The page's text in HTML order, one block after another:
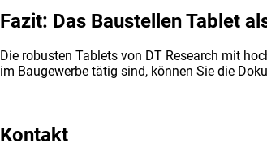
Fazit: Das Baustellen Tablet
Die robusten Tablets von DT Research mit
im Baugewerbe tätig sind, können Sie die
Kontakt